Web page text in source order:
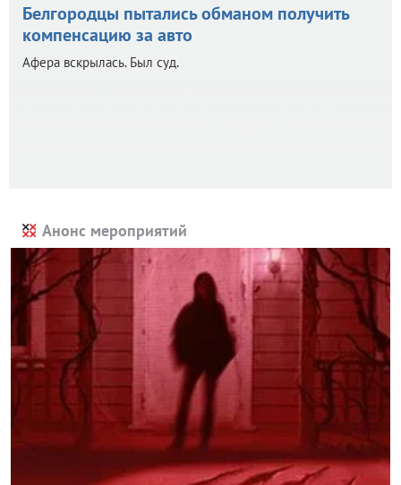
Белгородцы пытались обманом получить
компенсацию за авто
Афера вскрылась. Был суд.
Анонс мероприятий